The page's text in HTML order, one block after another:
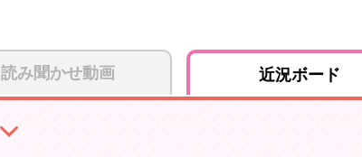
読み聞かせ動画 近況ボード